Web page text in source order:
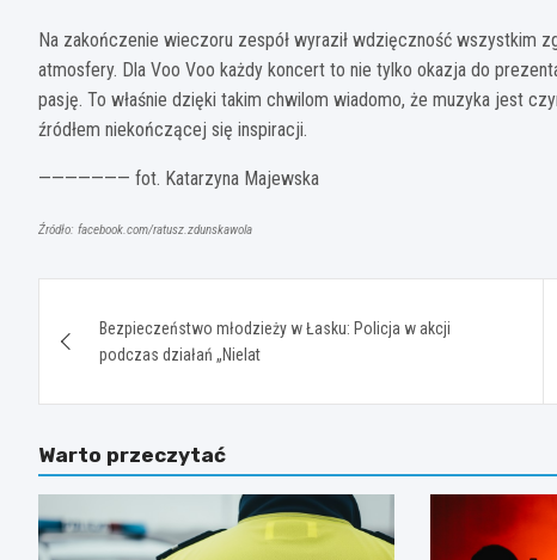
Na zakończenie wieczoru zespół wyraził wdzięczność wszystkim
atmosfery. Dla Voo Voo każdy koncert to nie tylko okazja do
pasję. To właśnie dzięki takim chwilom wiadomo, że muzyka jest
źródłem niekończącej się inspiracji.
——————— fot. Katarzyna Majewska
Źródło: facebook.com/ratusz.zdunskawola
wpisuBezpieczeństwo młodzieży w Łasku: Policja w akcji
podczas działań „Nielat
Warto przeczytać